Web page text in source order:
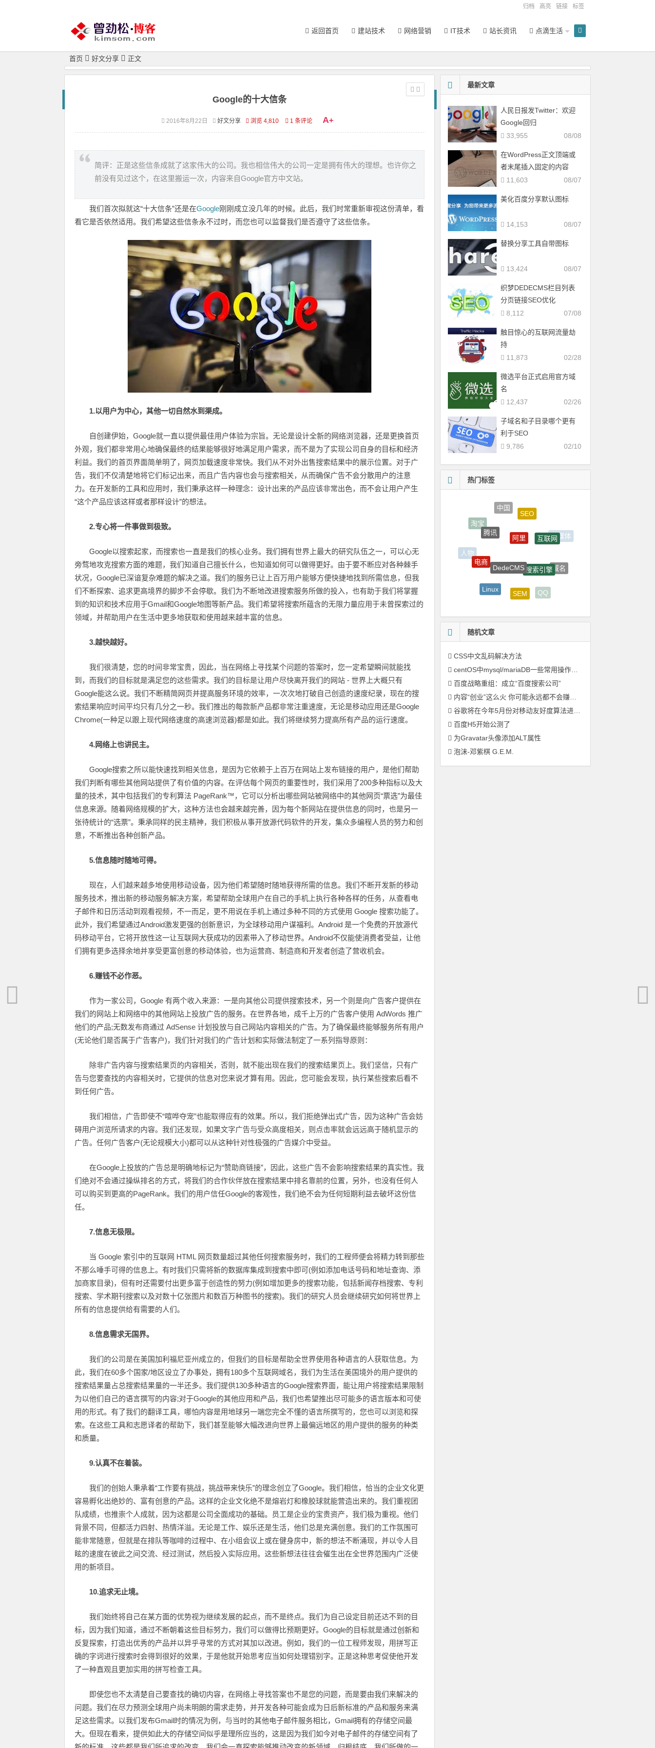
归档 高亮 链接 标签
返回首页 建站技术 网络营销 IT技术 站长资讯 点滴生活
首页 好文分享 正文
Google的十大信条
2016年8月22日 好文分享 浏览 4,810 1 条评论 A+
简评：正是这些信条成就了这家伟大的公司。我也相信伟大的公司一定是拥有伟大的理想。也许你之
前没有见过这个，在这里搬运一次，内容来自Google官方中文站。
我们首次拟就这“十大信条”还是在Google刚刚成立没几年的时候。此后，我们时常重新审视这份清单，看
看它是否依然适用。我们希望这些信条永不过时，而您也可以监督我们是否遵守了这些信条。
1.以用户为中心，其他一切自然水到渠成。
自创建伊始，Google就一直以提供最佳用户体验为宗旨。无论是设计全新的网络浏览器，还是更换首页
外观，我们都非常用心地确保最终的结果能够很好地满足用户需求，而不是为了实现公司自身的目标和经济
利益。我们的首页界面简单明了，网页加载速度非常快。我们从不对外出售搜索结果中的展示位置。对于广
告，我们不仅清楚地将它们标记出来，而且广告内容也会与搜索相关，从而确保广告不会分散用户的注意
力。在开发新的工具和应用时，我们秉承这样一种理念：设计出来的产品应该非常出色，而不会让用户产生
“这个产品应该这样或者那样设计”的想法。
2.专心将一件事做到极致。
Google以搜索起家，而搜索也一直是我们的核心业务。我们拥有世界上最大的研究队伍之一，可以心无
旁骛地攻克搜索方面的难题，我们知道自己擅长什么，也知道如何可以做得更好。由于要不断应对各种棘手
状况，Google已深谙复杂难题的解决之道。我们的服务已让上百万用户能够方便快捷地找到所需信息，但我
们不断探索、追求更高境界的脚步不会停歇。我们为不断地改进搜索服务所做的投入，也有助于我们将掌握
到的知识和技术应用于Gmail和Google地图等新产品。我们希望将搜索所蕴含的无限力量应用于未曾探索过的
领域，并帮助用户在生活中更多地获取和使用越来越丰富的信息。
3.越快越好。
我们很清楚，您的时间非常宝贵，因此，当在网络上寻找某个问题的答案时，您一定希望瞬间就能找
到，而我们的目标就是满足您的这些需求。我们的目标是让用户尽快离开我们的网站 - 世界上大概只有
Google能这么说。我们不断精简网页并提高服务环境的效率，一次次地打破自己创造的速度纪录，现在的搜
索结果响应时间平均只有几分之一秒。我们推出的每款新产品都非常注重速度，无论是移动应用还是Google
Chrome(一种足以跟上现代网络速度的高速浏览器)都是如此。我们将继续努力提高所有产品的运行速度。
4.网络上也讲民主。
Google搜索之所以能快速找到相关信息，是因为它依赖于上百万在网站上发布链接的用户，是他们帮助
我们判断有哪些其他网站提供了有价值的内容。在评估每个网页的重要性时，我们采用了200多种指标以及大
量的技术，其中包括我们的专利算法 PageRank™，它可以分析出哪些网站被网络中的其他网页“票选”为最佳
信息来源。随着网络规模的扩大，这种方法也会越来越完善，因为每个新网站在提供信息的同时，也是另一
张待统计的“选票”。秉承同样的民主精神，我们积极从事开放源代码软件的开发，集众多编程人员的努力和创
意，不断推出各种创新产品。
5.信息随时随地可得。
现在，人们越来越多地使用移动设备，因为他们希望随时随地获得所需的信息。我们不断开发新的移动
服务技术，推出新的移动服务解决方案，希望帮助全球用户在自己的手机上执行各种各样的任务，从查看电
子邮件和日历活动到观看视频，不一而足，更不用说在手机上通过多种不同的方式使用 Google 搜索功能了。
此外，我们希望通过Android激发更强的创新意识，为全球移动用户谋福利。Android 是一个免费的开放源代
码移动平台，它将开放性这一让互联网大获成功的因素带入了移动世界。Android不仅能使消费者受益，让他
们拥有更多选择余地并享受更富创意的移动体验，也为运营商、制造商和开发者创造了营收机会。
6.赚钱不必作恶。
作为一家公司，Google 有两个收入来源：一是向其他公司提供搜索技术，另一个则是向广告客户提供在
我们的网站上和网络中的其他网站上投放广告的服务。在世界各地，成千上万的广告客户使用 AdWords 推广
他们的产品;无数发布商通过 AdSense 计划投放与自己网站内容相关的广告。为了确保最终能够服务所有用户
(无论他们是否属于广告客户)，我们针对我们的广告计划和实际做法制定了一系列指导原则：
除非广告内容与搜索结果页的内容相关，否则，就不能出现在我们的搜索结果页上。我们坚信，只有广
告与您要查找的内容相关时，它提供的信息对您来说才算有用。因此，您可能会发现，执行某些搜索后看不
到任何广告。
我们相信，广告即使不“喧哗夺宠”也能取得应有的效果。所以，我们拒绝弹出式广告，因为这种广告会妨
碍用户浏览所请求的内容。我们还发现，如果文字广告与受众高度相关，则点击率就会远远高于随机显示的
广告。任何广告客户(无论规模大小)都可以从这种针对性极强的广告媒介中受益。
在Google上投放的广告总是明确地标记为“赞助商链接”，因此，这些广告不会影响搜索结果的真实性。我
们绝对不会通过操纵排名的方式，将我们的合作伙伴放在搜索结果中排名靠前的位置，另外，也没有任何人
可以购买到更高的PageRank。我们的用户信任Google的客观性，我们绝不会为任何短期利益去破坏这份信
任。
7.信息无极限。
当 Google 索引中的互联网 HTML 网页数量超过其他任何搜索服务时，我们的工程师便会将精力转到那些
不那么唾手可得的信息上。有时我们只需将新的数据库集成到搜索中即可(例如添加电话号码和地址查询、添
加商家目录)，但有时还需要付出更多富于创造性的努力(例如增加更多的搜索功能，包括新闻存档搜索、专利
搜索、学术期刊搜索以及对数十亿张图片和数百万种图书的搜索)。我们的研究人员会继续研究如何将世界上
所有的信息提供给有需要的人们。
8.信息需求无国界。
我们的公司是在美国加利福尼亚州成立的，但我们的目标是帮助全世界使用各种语言的人获取信息。为
此，我们在60多个国家/地区设立了办事处，拥有180多个互联网域名，我们为生活在美国境外的用户提供的
搜索结果量占总搜索结果量的一半还多。我们提供130多种语言的Google搜索界面，能让用户将搜索结果限制
为以他们自己的语言撰写的内容;对于Google的其他应用和产品，我们也希望推出尽可能多的语言版本和可使
用的形式。有了我们的翻译工具，哪怕内容是用地球另一端您完全不懂的语言所撰写的，您也可以浏览和探
索。在这些工具和志愿译者的帮助下，我们甚至能够大幅改进向世界上最偏远地区的用户提供的服务的种类
和质量。
9.认真不在着装。
我们的创始人秉承着“工作要有挑战，挑战带来快乐”的理念创立了Google。我们相信，恰当的企业文化更
容易孵化出绝妙的、富有创意的产品。这样的企业文化绝不是熔岩灯和橡胶球就能营造出来的。我们重视团
队成绩，也推崇个人成就，因为这都是公司全面成功的基础。员工是企业的宝贵资产，我们极为重视。他们
背景不同，但都活力四射、热情洋溢。无论是工作、娱乐还是生活，他们总是充满创意。我们的工作氛围可
能非常随意，但就是在排队等咖啡的过程中、在小组会议上或在健身房中，新的想法不断涌现，并以令人目
眩的速度在彼此之间交流、经过测试，然后投入实际应用。这些新想法往往会催生出在全世界范围内广泛使
用的新项目。
10.追求无止境。
我们始终将自己在某方面的优势视为继续发展的起点，而不是终点。我们为自己设定目前还达不到的目
标，因为我们知道，通过不断朝着这些目标努力，我们可以做得比预期更好。Google的目标就是通过创新和
反复探索，打造出优秀的产品并以异乎寻常的方式对其加以改进。例如，我们的一位工程师发现，用拼写正
确的字词进行搜索时会得到很好的效果，于是他就开始思考应当如何处理错别字。正是这种思考促使他开发
了一种直观且更加实用的拼写检查工具。
即使您也不太清楚自己要查找的确切内容，在网络上寻找答案也不是您的问题，而是要由我们来解决的
问题。我们在尽力预测全球用户尚未明朗的需求走势，并开发各种可能会成为日后新标准的产品和服务来满
足这些需求。以我们发布Gmail时的情况为例，与当时的其他电子邮件服务相比，Gmail拥有的存储空间最
大。但现在看来，提供如此大的存储空间似乎是理所应当的，这是因为我们如今对电子邮件的存储空间有了
最新文章
人民日报发Twitter：欢迎
Google回归
08/08
33,955
在WordPress正文顶端或
者末尾插入固定的内容
08/07
11,603
美化百度分享默认图标
08/07
14,153
替换分享工具自带图标
08/07
13,424
织梦DEDECMS栏目列表
分页链接SEO优化
07/08
8,112
触目惊心的互联网流量劫
持
02/28
11,873
微选平台正式启用官方域
名
02/26
12,437
子域名和子目录哪个更有
利于SEO
02/10
9,786
热门标签
SEO
腾讯
阿里
人物
DedeCMS
Linux
SEM
谷歌
随机文章
CSS中文乱码解决方法
centOS中mysql/mariaDB一些常用操作命令
百度战略重组：成立“百度搜索公司”
内容“创业”这么火 你可能永远都不会赚到钱！
谷歌将在今年5月份对移动友好度算法进行更新
百度H5开始公测了
为Gravatar头像添加ALT属性
泡沫-邓紫棋 G.E.M.